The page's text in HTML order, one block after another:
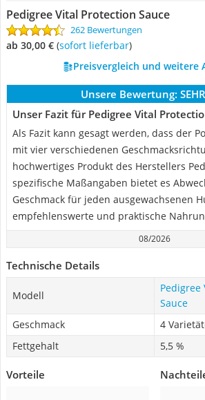
Pedigree Vital Protection Sauce
262 Bewertungen
ab 30,00 € ( Sofort lieferbar)
Preisvergleich und weitere
Unsere Bewertung:
Unser Fazit für Pedigree Vital
Als Fazit kann gesagt werden, dass der
mit vier verschiedenen
hochwertiges Produkt des Herstellers
spezifische Maßangaben bietet es
Geschmack für jeden ausgewachsenen
empfehlenswerte und praktische
08/2026
Technische Details
Modell
Pedigree
Sauce
Geschmack
4
Fettgehalt
5,5 %
Vorteile